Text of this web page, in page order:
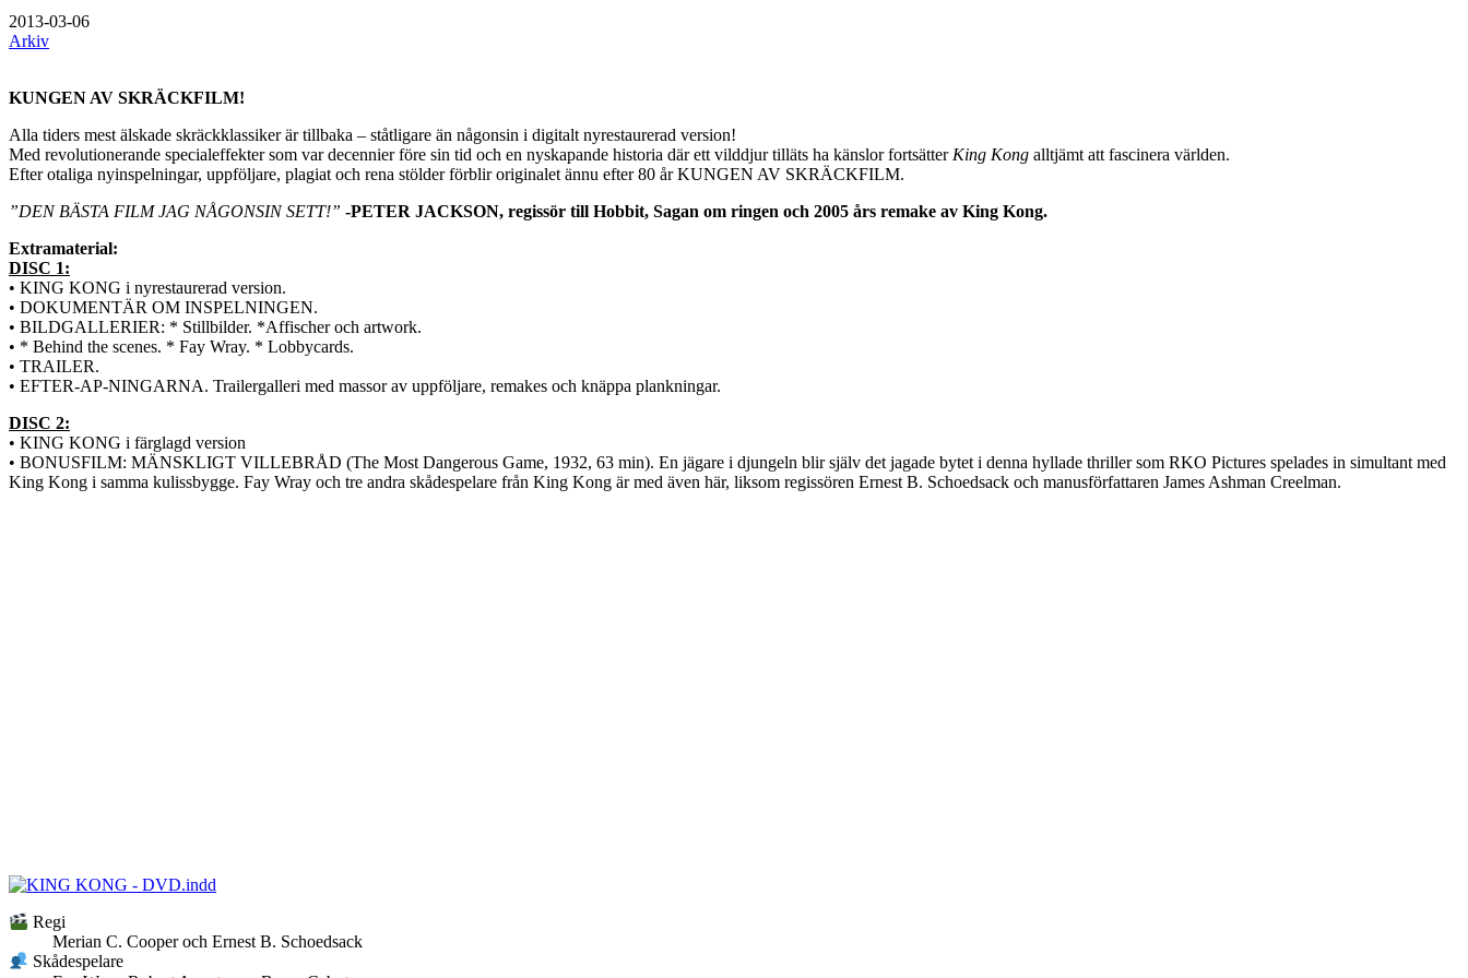
2013-03-06
Arkiv
KUNGEN AV SKRÄCKFILM!
Alla tiders mest älskade skräckklassiker är tillbaka – ståtligare än någonsin i digitalt nyrestaurerad version!
Med revolutionerande specialeffekter som var decennier före sin tid och en nyskapande historia där ett vilddjur tilläts ha känslor fortsätter King Kong alltjämt att fascinera världen.
Efter otaliga nyinspelningar, uppföljare, plagiat och rena stölder förblir originalet ännu efter 80 år KUNGEN AV SKRÄCKFILM.
”DEN BÄSTA FILM JAG NÅGONSIN SETT!” -PETER JACKSON, regissör till Hobbit, Sagan om ringen och 2005 års remake av King Kong.
Extramaterial:
DISC 1:
• KING KONG i nyrestaurerad version.
• DOKUMENTÄR OM INSPELNINGEN.
• BILDGALLERIER: * Stillbilder. *Affischer och artwork.
• * Behind the scenes. * Fay Wray. * Lobbycards.
• TRAILER.
• EFTER-AP-NINGARNA. Trailergalleri med massor av uppföljare, remakes och knäppa plankningar.
DISC 2:
• KING KONG i färglagd version
• BONUSFILM: MÄNSKLIGT VILLEBRÅD (The Most Dangerous Game, 1932, 63 min). En jägare i djungeln blir själv det jagade bytet i denna hyllade thriller som RKO Pictures spelades in simultant med
King Kong i samma kulissbygge. Fay Wray och tre andra skådespelare från King Kong är med även här, liksom regissören Ernest B. Schoedsack och manusförfattaren James Ashman Creelman.
Regi
Merian C. Cooper och Ernest B. Schoedsack
Skådespelare